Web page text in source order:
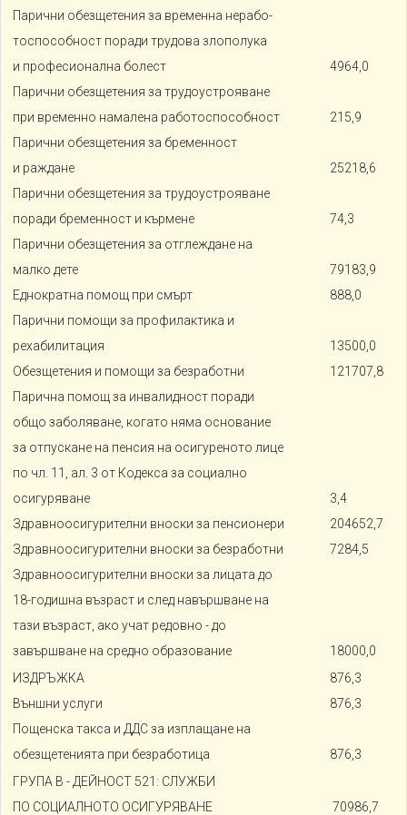
Парични обезщетения за временна нерабо-
тоспособност поради трудова злополука
и професионална болест
4964,0
Парични обезщетения за трудоустрояване
при временно намалена работоспособност
215,9
Парични обезщетения за бременност
и раждане
25218,6
Парични обезщетения за трудоустрояване
поради бременност и кърмене
74,3
Парични обезщетения за отглеждане на
малко дете
79183,9
Еднократна помощ при смърт
888,0
Парични помощи за профилактика и
рехабилитация
13500,0
Обезщетения и помощи за безработни
121707,8
Парична помощ за инвалидност поради
общо заболяване, когато няма основание
за отпускане на пенсия на осигуреното лице
по чл. 11, ал. 3 от Кодекса за социално
осигуряване
3,4
Здравноосигурителни вноски за пенсионери
204652,7
Здравноосигурителни вноски за безработни
7284,5
Здравноосигурителни вноски за лицата до
18-годишна възраст и след навършване на
тази възраст, ако учат редовно - до
завършване на средно образование
18000,0
ИЗДРЪЖКА
876,3
Външни услуги
876,3
Пощенска такса и ДДС за изплащане на
обезщетенията при безработица
876,3
ГРУПА В - ДЕЙНОСТ 521: СЛУЖБИ
ПО СОЦИАЛНОТО ОСИГУРЯВАНЕ
70986,7